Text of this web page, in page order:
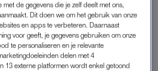
alle punten vrijspraak gevraagd,
de gegevens die je zelf deelt met ons,
Dit doen we om het gebruik van onze
en apps te verbeteren. Daarnaast
voor geeft, je gegevens gebruiken om onze
te personaliseren en je relevante
delen met 4
13 externe platformen wordt enkel getoond